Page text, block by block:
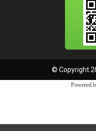
© Copyright
Powered